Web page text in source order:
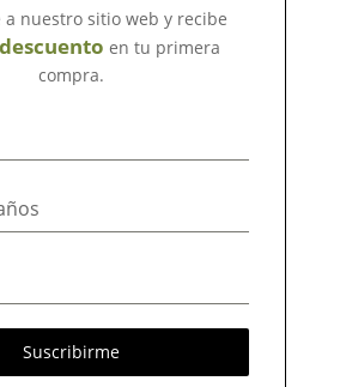
a nuestro sitio web y recibe
en tu primera
compra.
Suscribirme